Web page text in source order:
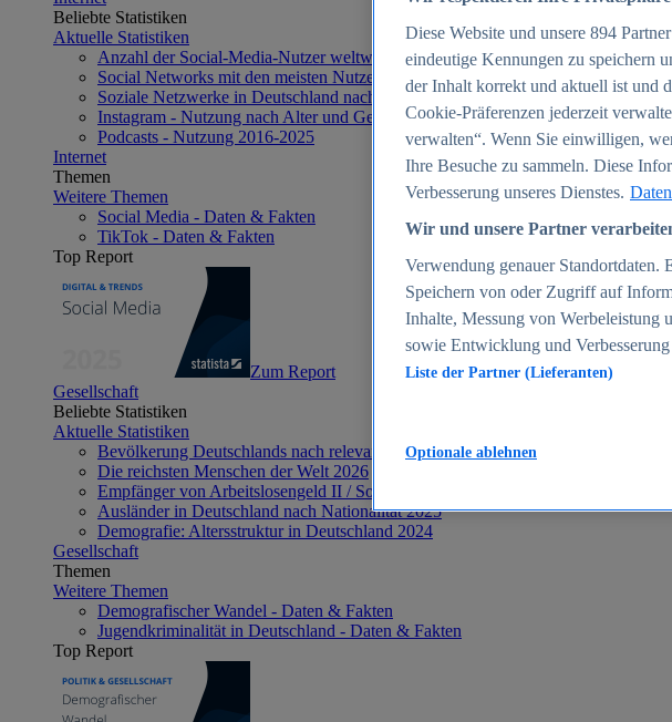
Beliebte Statistiken
Aktuelle Statistiken
Anzahl der Social-Media-Nutzer weltweit 2012-2025
Social Networks mit den meisten Nutzern weltweit 2025
Soziale Netzwerke in Deutschland nach Generationen 2025
Instagram - Nutzung nach Alter und Geschlecht in Deutschland 2025
Podcasts - Nutzung 2016-2025
Internet
Themen
Weitere Themen
Social Media - Daten & Fakten
TikTok - Daten & Fakten
Top Report
Zum Report
Gesellschaft
Beliebte Statistiken
Aktuelle Statistiken
Bevölkerung Deutschlands nach relevanten Altersgruppen 2024
Die reichsten Menschen der Welt 2026
Empfänger von Arbeitslosengeld II / Sozialgeld / Bürgergeld in Deutschland 2005-
Ausländer in Deutschland nach Nationalität 2025
Demografie: Altersstruktur in Deutschland 2024
Gesellschaft
Themen
Weitere Themen
Demografischer Wandel - Daten & Fakten
Jugendkriminalität in Deutschland - Daten & Fakten
Top Report
Diese Website und unsere 894
eindeutige Kennungen zu speichern
der Inhalt korrekt und aktuell ist und
Cookie-Präferenzen jederzeit
verwalten“. Wenn Sie einwilligen,
Ihre Besuche zu sammeln. Diese
Verbesserung unseres Dienstes.
Wir und unsere Partner
Verwendung genauer Standortdaten.
Speichern von oder Zugriff auf
Inhalte, Messung von Werbeleistung
sowie Entwicklung und
Liste der Partner (Lieferanten)
Optionale ablehnen